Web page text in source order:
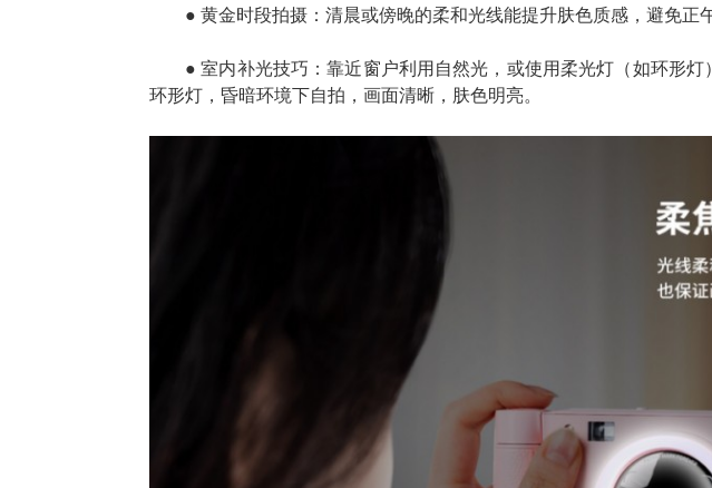
● 黄金时段拍摄：清晨或傍晚的柔和光线能提升肤色质感，避免正
● 室内补光技巧：靠近窗户利用自然光，或使用柔光灯（如环形
环形灯，昏暗环境下自拍，画面清晰，肤色明亮。